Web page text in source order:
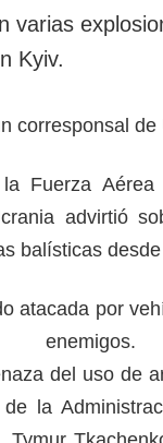
varias
Kyiv.
corresponsal de
la Fuerza
advirtió
balísticas
atacada por
del uso de
la